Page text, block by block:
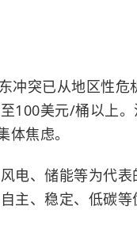
冲突已从地区性危
100美元/桶以上
焦虑。
电、储能等为代
主、稳定、低碳